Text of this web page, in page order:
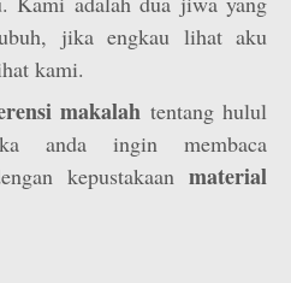
jika engkau lihat aku
kami.
makalah tentang hulul
anda ingin membaca
kepustakaan material